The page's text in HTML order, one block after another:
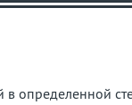
определенной